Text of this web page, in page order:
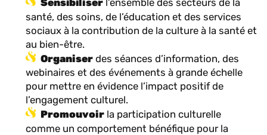
Sensibiliser l’ensemble des secteurs de la
santé, des soins, de l’éducation et des services
sociaux à la contribution de la culture à la santé et
au bien-être.
Organiser des séances d’information, des
webinaires et des événements à grande échelle
pour mettre en évidence l’impact positif de
l’engagement culturel.
Promouvoir la participation culturelle
comme un comportement bénéfique pour la